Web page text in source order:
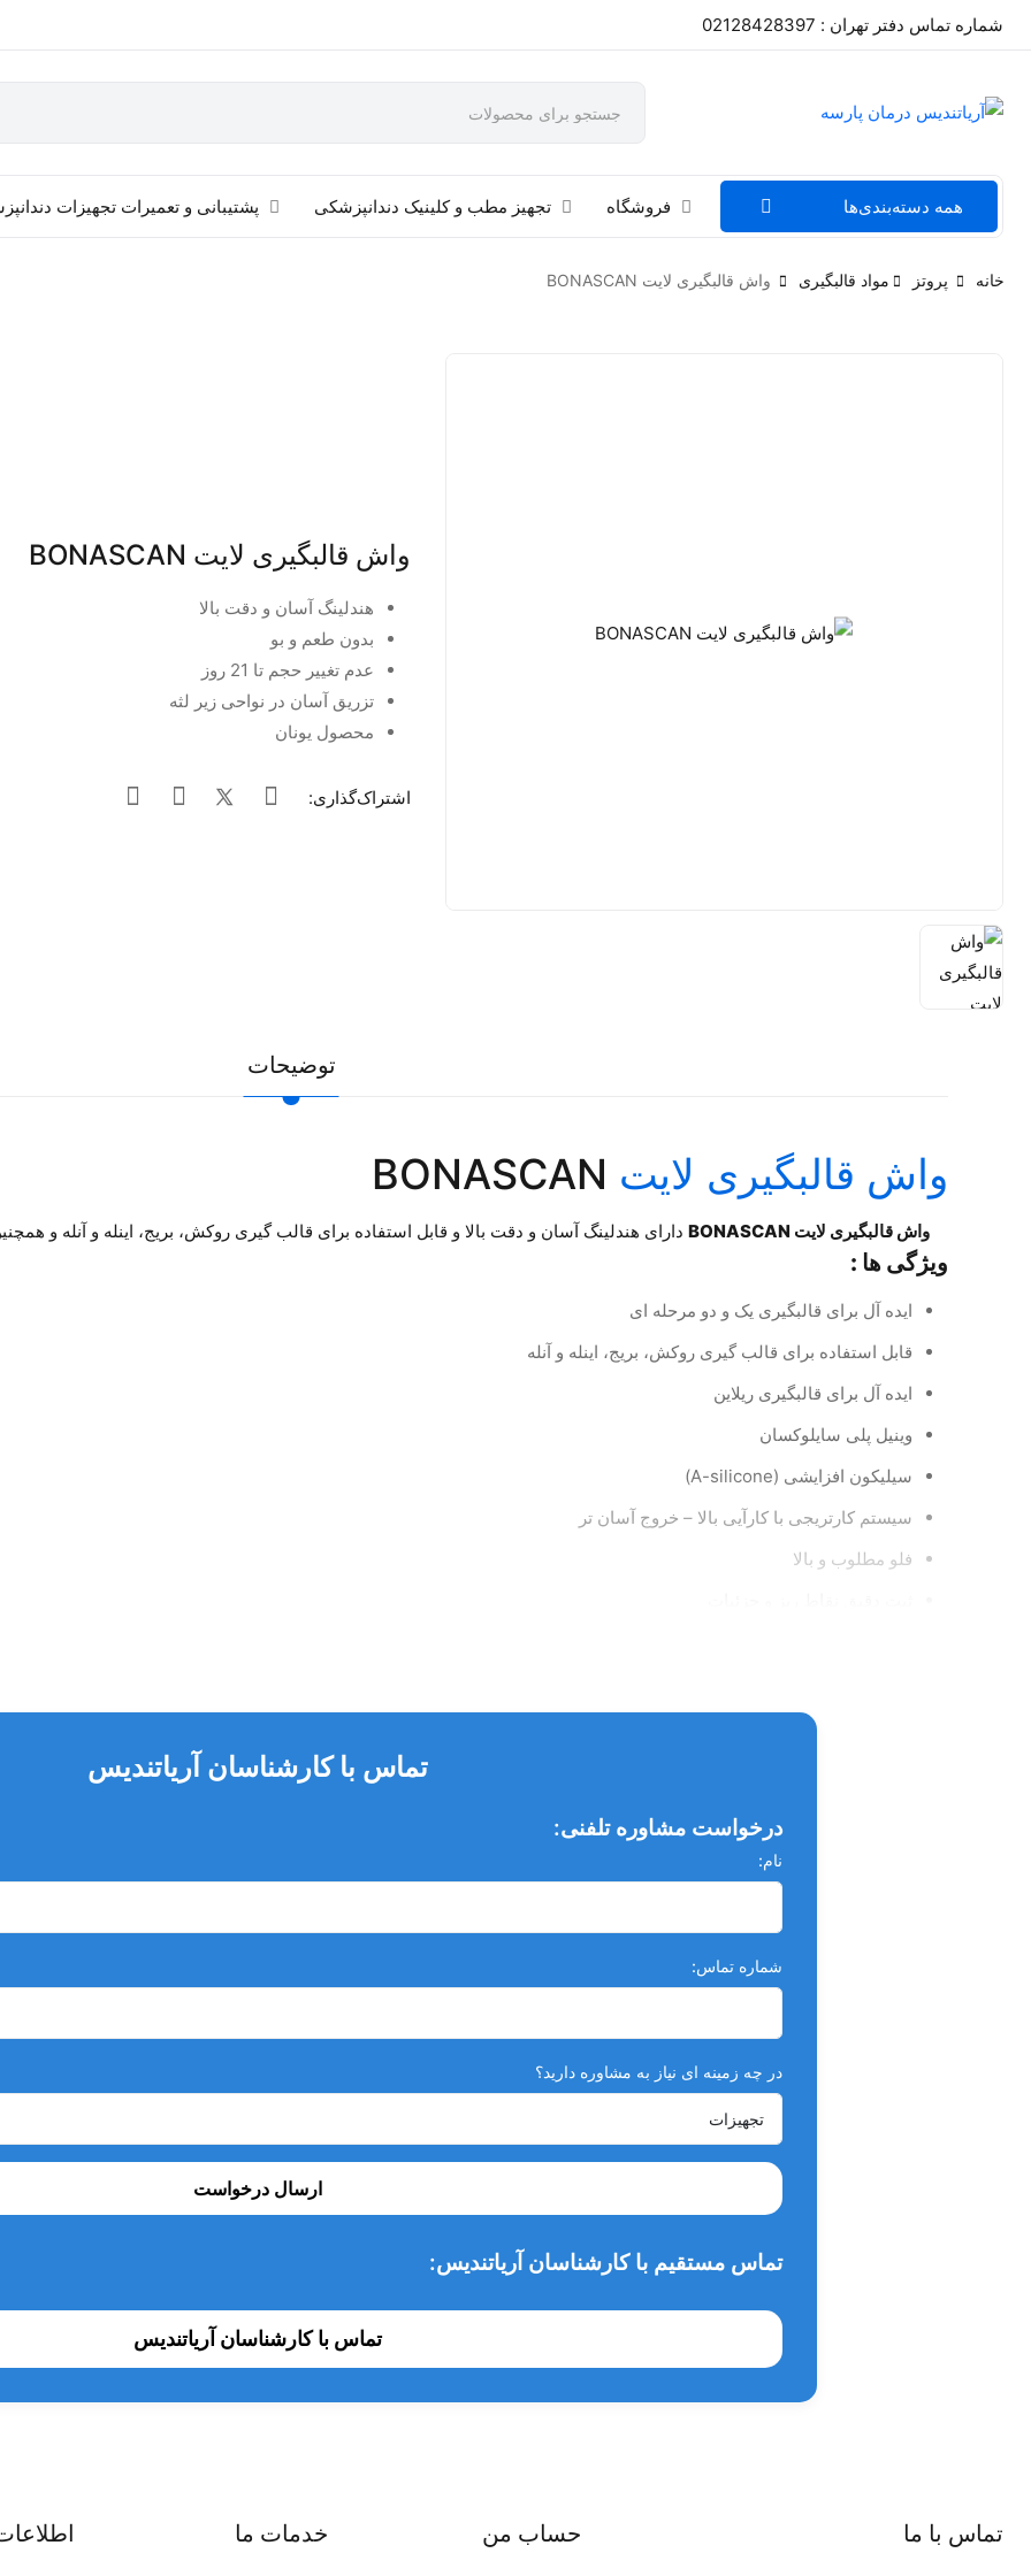
شماره تماس دفتر تهران : 02128428397
همه دسته‌بندی‌ها فروشگاه تجهیز مطب و کلینیک دندانپزشکی پشتیبانی و تعمیرات تجهیزات
خانه پروتز مواد قالبگیری واش قالبگیری لایت BONASCAN
واش قالبگیری لایت BONASCAN
هندلینگ آسان و دقت بالا
بدون طعم و بو
عدم تغییر حجم تا 21 روز
تزریق آسان در نواحی زیر لثه
محصول یونان
اشتراک‌گذاری:
توضیحات
واش قالبگیری لایت
واش قالبگیری لایت BONASCAN دارای هندلینگ آسان و دقت بالا و قابل استفاده برای قالب گیری روکش، بریج، اینله و آنله و همچنین بدون
ویژگی ها :
ایده آل برای قالبگیری یک و دو مرحله ای
قابل استفاده برای قالب گیری روکش، بریج، اینله و آنله
ایده آل برای قالبگیری ریلاین
وینیل پلی سایلوکسان
سیلیکون افزایشی (A-silicone)
سیستم کارتریجی با کارآیی بالا – خروج آسان تر
فلو مطلوب و بالا
مدت زمان لازم برای آماده سازی در دمای ۲۳ درجه سانتی گراد: ۱ دقیقه
مدت زمان لازم برای قرارگیری در داخل دهان: ۲ دقیقه
مجموع مدت زمان لازم : ۳ دقیقه
تماس با کارشناسان آریاتندیس
درخواست مشاوره تلفنی:
نام:
شماره تماس:
در چه زمینه ای نیاز به مشاوره دارید؟
ارسال درخواست
تماس مستقیم با کارشناسان آریاتندیس:
تماس با کارشناسان آریاتندیس
تماس با ما حساب من خدمات ما